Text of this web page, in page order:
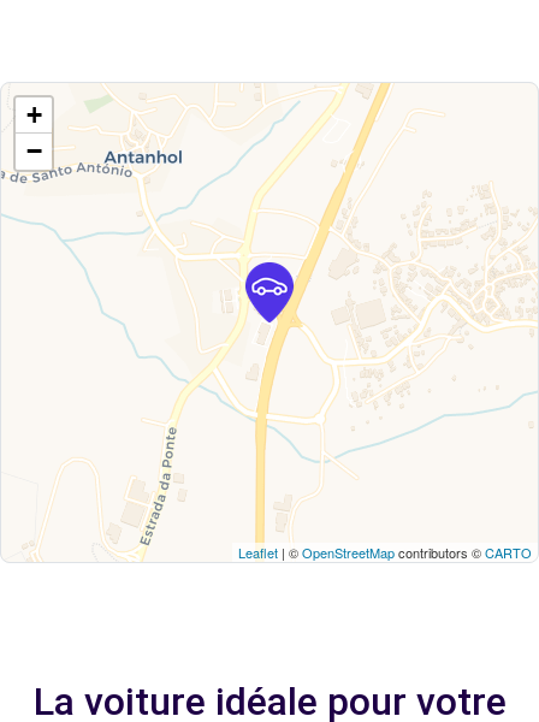
+
−
Leaflet | ©OpenStreetMapcontributors ©CARTO
La voiture idéale pour votre